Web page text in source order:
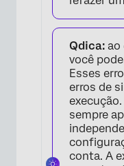
Qdica: ao
você
Esses
erros de
sempre
conta. A